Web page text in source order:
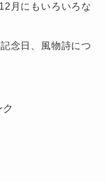
月にもいろいろな
念日、風物詩につ